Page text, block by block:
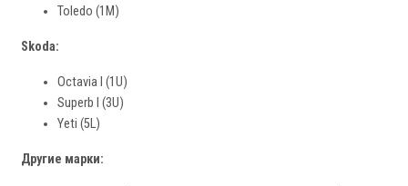
Toledo (1M)
Skoda:
Octavia I (1U)
Superb I (3U)
Yeti (5L)
Другие марки: